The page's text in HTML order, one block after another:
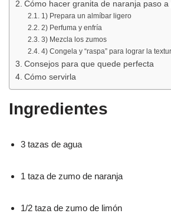
Cómo hacer granita de naranja paso a
1) Prepara un almíbar ligero
2) Perfuma y enfría
3) Mezcla los zumos
4) Congela y “raspa” para lograr la
Consejos para que quede perfecta
Cómo servirla
Ingredientes
3 tazas de agua
1 taza de zumo de naranja
1/2 taza de zumo de limón